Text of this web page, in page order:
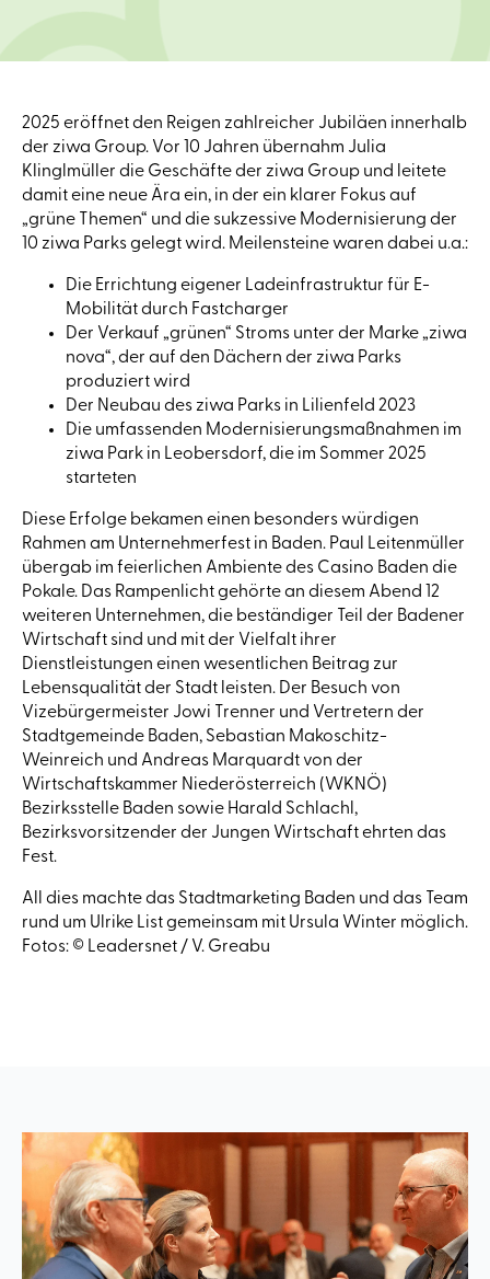
2025 eröffnet den Reigen zahlreicher Jubiläen innerhalb
der ziwa Group. Vor 10 Jahren übernahm Julia
Klinglmüller die Geschäfte der ziwa Group und leitete
damit eine neue Ära ein, in der ein klarer Fokus auf
„grüne Themen“ und die sukzessive Modernisierung der
10 ziwa Parks gelegt wird. Meilensteine waren dabei u.a.:
Die Errichtung eigener Ladeinfrastruktur für E-
Mobilität durch Fastcharger
Der Verkauf „grünen“ Stroms unter der Marke „ziwa
nova“, der auf den Dächern der ziwa Parks
produziert wird
Der Neubau des ziwa Parks in Lilienfeld 2023
Die umfassenden Modernisierungsmaßnahmen im
ziwa Park in Leobersdorf, die im Sommer 2025
starteten
Diese Erfolge bekamen einen besonders würdigen
Rahmen am Unternehmerfest in Baden. Paul Leitenmüller
übergab im feierlichen Ambiente des Casino Baden die
Pokale. Das Rampenlicht gehörte an diesem Abend 12
weiteren Unternehmen, die beständiger Teil der Badener
Wirtschaft sind und mit der Vielfalt ihrer
Dienstleistungen einen wesentlichen Beitrag zur
Lebensqualität der Stadt leisten. Der Besuch von
Vizebürgermeister Jowi Trenner und Vertretern der
Stadtgemeinde Baden, Sebastian Makoschitz-
Weinreich und Andreas Marquardt von der
Wirtschaftskammer Niederösterreich (WKNÖ)
Bezirksstelle Baden sowie Harald Schlachl,
Bezirksvorsitzender der Jungen Wirtschaft ehrten das
Fest.
All dies machte das Stadtmarketing Baden und das Team
rund um Ulrike List gemeinsam mit Ursula Winter möglich.
Fotos: © Leadersnet / V. Greabu